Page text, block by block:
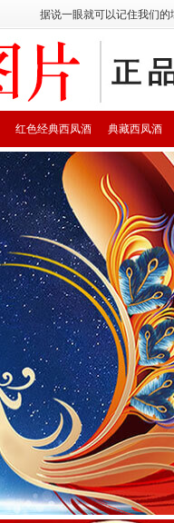
据说一眼就可以记住我们
典藏西凤酒
红色经典西凤酒